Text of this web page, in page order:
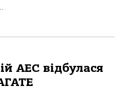
АЕС відбулася